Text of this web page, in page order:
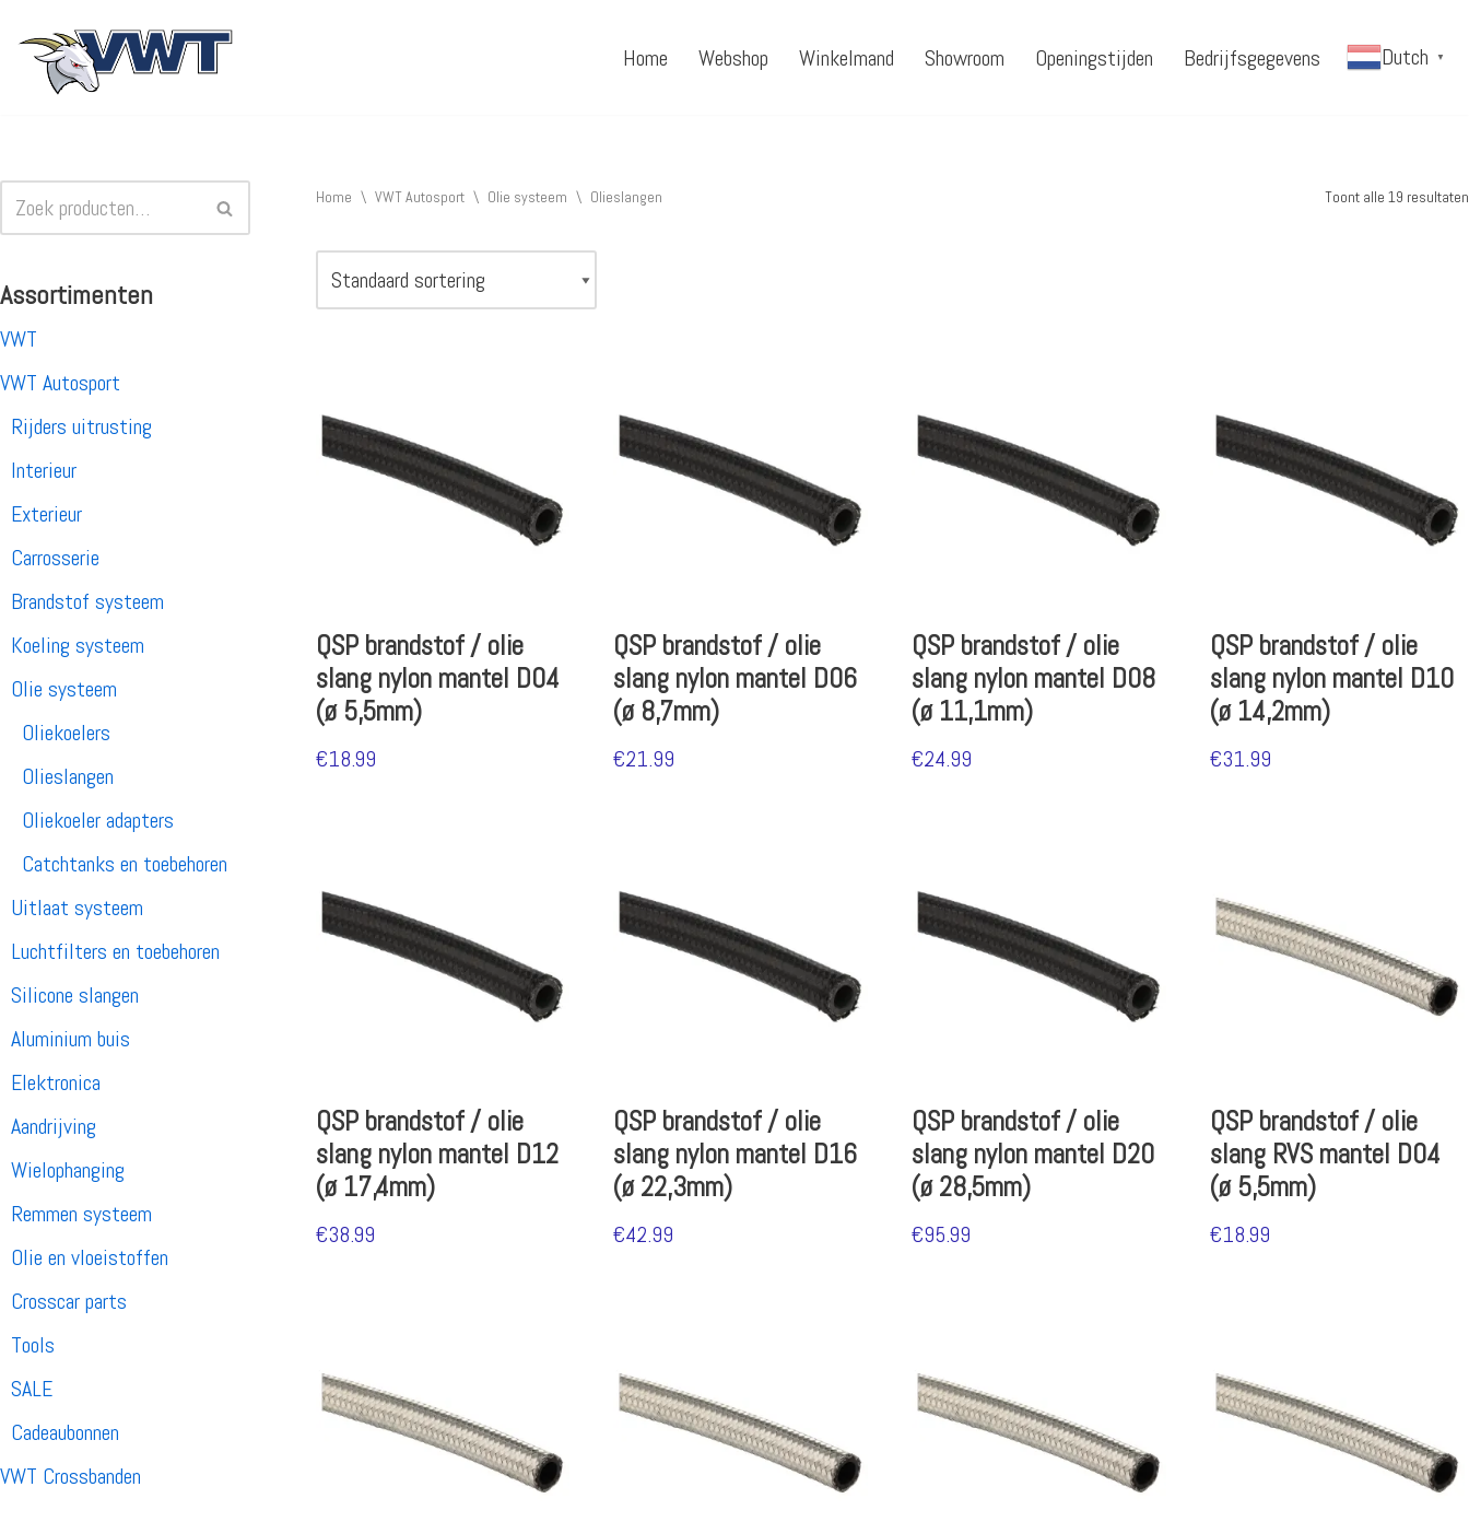
Ga
Home Webshop Winkelmand Showroom Openingstijden Bedrijfsgegevens Dutch ▼
Assortimenten
VWT
VWT Autosport
Rijders uitrusting
Interieur
Exterieur
Carrosserie
Brandstof systeem
Koeling systeem
Olie systeem
Oliekoelers
Olieslangen
Oliekoeler adapters
Catchtanks en toebehoren
Uitlaat systeem
Luchtfilters en toebehoren
Silicone slangen
Aluminium buis
Elektronica
Aandrijving
Wielophanging
Remmen systeem
Olie en vloeistoffen
Crosscar parts
Tools
SALE
Cadeaubonnen
VWT Crossbanden
Home \ VWT Autosport \ Olie systeem \ Olieslangen Toont alle 19 resultaten
QSP brandstof / olie
slang nylon mantel D04
(ø 5,5mm)
€18.99
QSP brandstof / olie
slang nylon mantel D06
(ø 8,7mm)
€21.99
QSP brandstof / olie
slang nylon mantel D08
(ø 11,1mm)
€24.99
QSP brandstof / olie
slang nylon mantel D10
(ø 14,2mm)
€31.99
QSP brandstof / olie
slang nylon mantel D12
(ø 17,4mm)
€38.99
QSP brandstof / olie
slang nylon mantel D16
(ø 22,3mm)
€42.99
QSP brandstof / olie
slang nylon mantel D20
(ø 28,5mm)
€95.99
QSP brandstof / olie
slang RVS mantel D04
(ø 5,5mm)
€18.99